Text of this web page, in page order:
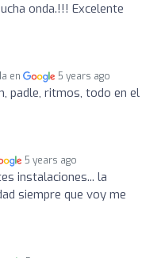
onda.!!! Excelente
en 5 years ago
padle, ritmos, todo en el
5 years ago
instalaciones... la
siempre que voy me